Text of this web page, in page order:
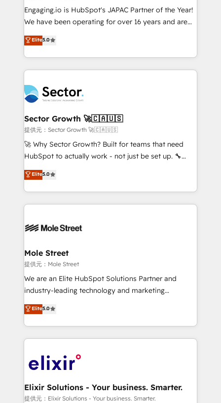
contratar e pagar a HubSpot em reais com nota
fiscal no Brasil e gerar economia de até 50% na
Oferecemos ainda agentes de IA especializados em
HubSpot que automatizam tarefas executam rotinas
empresas em 13 países utilizam a Nexforce. Somos
a maior parceira da HubSpot na América Latina e
líder no ranking global de sucesso do cliente da
HubSpot.
Engaging.io is HubSpot's JAPAC Partner of the Year!
We have been operating for over 16 years and are
one of HubSpot's most experienced and technically
capable Agency Partners globally. We specialise in
complex CRM migrations, implementations,
integrations, custom CMS portal development,
businesses. Our teams are based in North America
and APAC. We are HubSpot's top-ranked Advanced
Implementation Certified Partner and we contribute
to their advisory council. We strive to do 'good work
with good people' and have worked with incredible
brands. You can see some of them on our website,
Elite5.0
Sector Growth 🚀🇨🇦🇺🇸
提供元：Sector Growth 🚀🇨🇦🇺🇸
🚀 Why Sector Growth? Built for teams that need
HubSpot to actually work - not just be set up. 🔧
HubSpot Experts: Onboarding, migrations,
automation, and training built for adoption. ⚡ Highly
Technical Execution: ERP, EMR and Custom
Integrations; complex builds delivered in weeks, not
workflows; automation agents; process optimization
Healthcare: HIPAA implementations; secure data
workflows 💼 Financial Services: compliant
workflows; audit-ready reporting ⚖️ Legal: client
intake; pipeline and document workflows 🛒 E-
revenue automation 🏢 Real Estate: deal pipelines;
portfolio and lifecycle management 🏭
HIPAA-aware; CASL-compliant; GDPR-ready
implementations where required 💡 Why 500+
built to scale.
Elite5.0
Mole Street
提供元：Mole Street
We are an Elite HubSpot Solutions Partner and
industry-leading technology and marketing
consultancy. Our focus is on enterprise and mid-
market B2B companies globally that want a strategic
approach to execute their goals through creative
applications of our solutions; Technical HubSpot
Design, Migrations + Integrations. Mole Street’s
greatness, which is achieved through creating
absolute clarity, derived from a well-defined
Elite5.0
Elixir Solutions - Your business. Smarter.
提供元：Elixir Solutions - Your business. Smarter.